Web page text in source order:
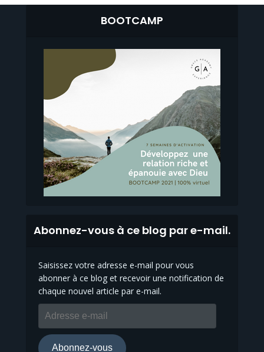
BOOTCAMP
Abonnez-vous à ce blog par e-mail.
Saisissez votre adresse e-mail pour vous
abonner à ce blog et recevoir une notification de
chaque nouvel article par e-mail.
e-
mail
Abonnez-vous